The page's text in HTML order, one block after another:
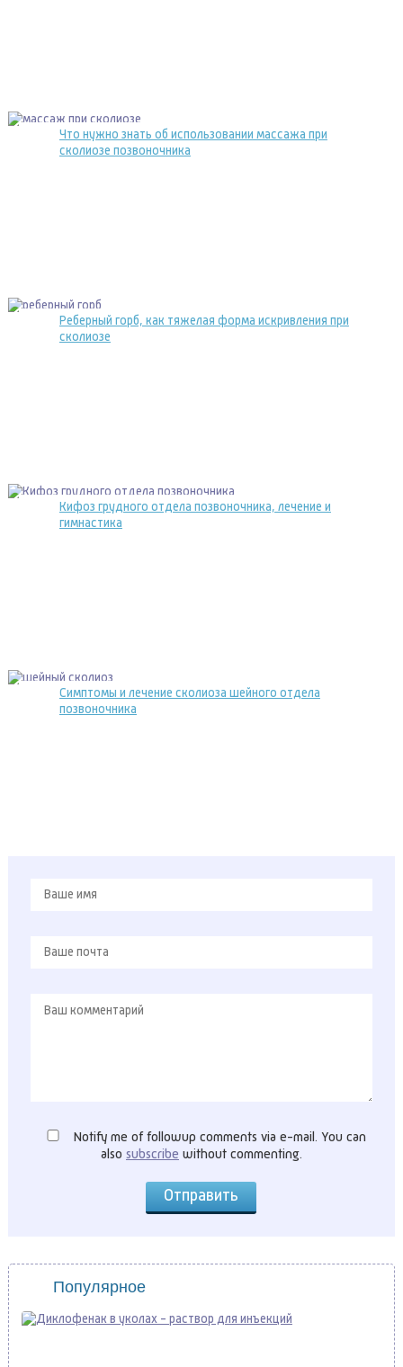
Что нужно знать об использовании массажа при
сколиозе позвоночника
Реберный горб, как тяжелая форма искривления при
сколиозе
Кифоз грудного отдела позвоночника, лечение и
гимнастика
Симптомы и лечение сколиоза шейного отдела
позвоночника
Notify me of followup comments via e-mail. You can
also subscribe without commenting.
Популярное